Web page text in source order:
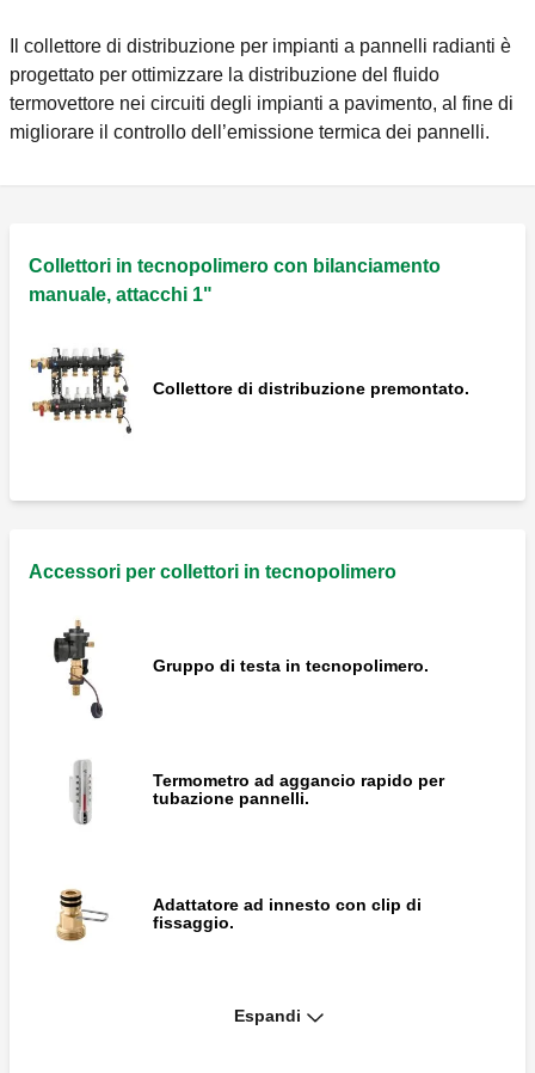
Il collettore di distribuzione per impianti a pannelli radianti è
progettato per ottimizzare la distribuzione del fluido
termovettore nei circuiti degli impianti a pavimento, al fine di
migliorare il controllo dell’emissione termica dei pannelli.
Collettori in tecnopolimero con bilanciamento
manuale, attacchi 1"
Collettore di distribuzione premontato.
Accessori per collettori in tecnopolimero
Gruppo di testa in tecnopolimero.
Termometro ad aggancio rapido per
tubazione pannelli.
Adattatore ad innesto con clip di
fissaggio.
Kit di by-pass differenziale a taratura fissa
Espandi